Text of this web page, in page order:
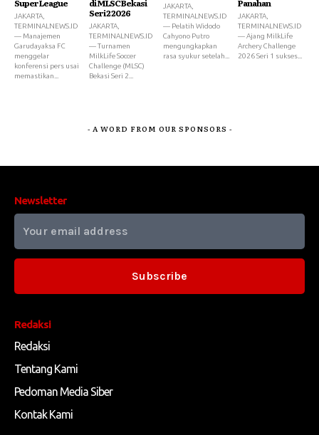
Super League
JAKARTA,
TERMINALNEWS.ID
— Manajemen
Garudayaksa FC
menggelar
konferensi pers usai
memastikan...
di MLSC Bekasi
Seri 2 2026
JAKARTA,
TERMINALNEWS.ID
— Turnamen
MilkLife Soccer
Challenge (MLSC)
Bekasi Seri 2...
JAKARTA,
TERMINALNEWS.ID
— Pelatih Widodo
Cahyono Putro
mengungkapkan
rasa syukur setelah...
Panahan
JAKARTA,
TERMINALNEWS.ID
— Ajang MilkLife
Archery Challenge
2026 Seri 1 sukses...
- A WORD FROM OUR SPONSORS -
Redaksi
Redaksi
Tentang Kami
Pedoman Media Siber
Kontak Kami
Newsletter
Subscribe